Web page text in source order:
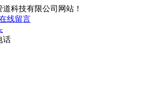
科技有限公司网站！
线留言